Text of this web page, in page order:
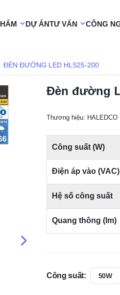
DỰ ÁNTƯ VẤN CÔNG
ĐÈN ĐƯỜNG LED HLS25-200
Đèn đường
Thương hiệu: HALEDCO
Công suất (W)
Điện áp vào
Hệ số công suất
Quang thông (lm)
Công suất: 50W